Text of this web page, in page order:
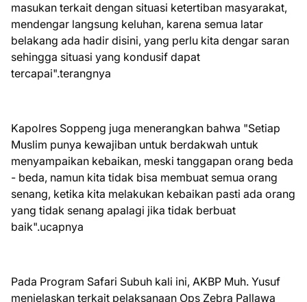
masukan terkait dengan situasi ketertiban masyarakat,
mendengar langsung keluhan, karena semua latar
belakang ada hadir disini, yang perlu kita dengar saran
sehingga situasi yang kondusif dapat
tercapai".terangnya
Kapolres Soppeng juga menerangkan bahwa "Setiap
Muslim punya kewajiban untuk berdakwah untuk
menyampaikan kebaikan, meski tanggapan orang beda
- beda, namun kita tidak bisa membuat semua orang
senang, ketika kita melakukan kebaikan pasti ada orang
yang tidak senang apalagi jika tidak berbuat
baik".ucapnya
Pada Program Safari Subuh kali ini, AKBP Muh. Yusuf
menjelaskan terkait pelaksanaan Ops Zebra Pallawa